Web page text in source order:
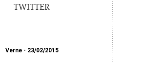
TWITTER
Verne 23/02/2015